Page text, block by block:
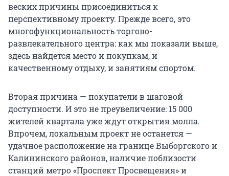
веских причины присоединиться к
перспективному проекту. Прежде всего, это
многофункциональность торгово-
развлекательного центра: как мы показали выше,
здесь найдется место и покупкам, и
качественному отдыху, и занятиям спортом.
Вторая причина — покупатели в шаговой
доступности. И это не преувеличение: 15 000
жителей квартала уже ждут открытия молла.
Впрочем, локальным проект не останется —
удачное расположение на границе Выборгского и
Калининского районов, наличие поблизости
станций метро «Проспект Просвещения» и